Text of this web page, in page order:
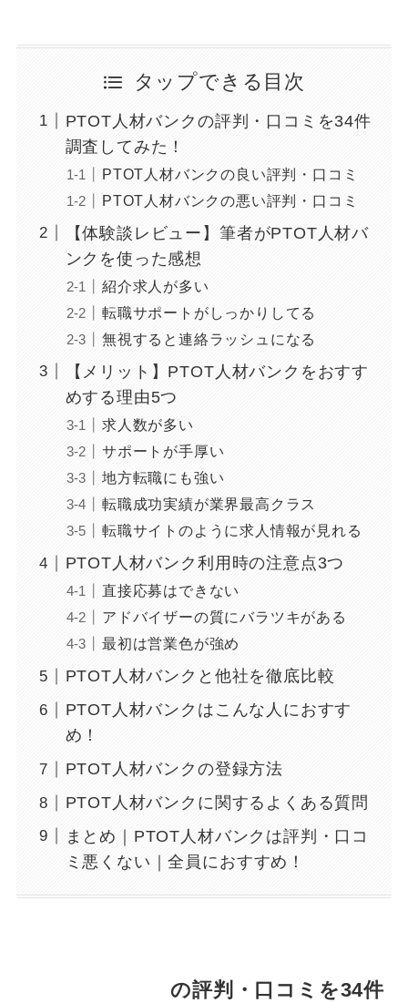
タップできる目次
PTOT人材バンクの評判・口コミを34件
調査してみた！
PTOT人材バンクの良い評判・口コミ
PTOT人材バンクの悪い評判・口コミ
【体験談レビュー】筆者がPTOT人材バ
ンクを使った感想
紹介求人が多い
転職サポートがしっかりしてる
無視すると連絡ラッシュになる
【メリット】PTOT人材バンクをおすす
めする理由5つ
求人数が多い
サポートが手厚い
地方転職にも強い
転職成功実績が業界最高クラス
転職サイトのように求人情報が見れる
PTOT人材バンク利用時の注意点3つ
直接応募はできない
アドバイザーの質にバラツキがある
最初は営業色が強め
PTOT人材バンクと他社を徹底比較
PTOT人材バンクはこんな人におすす
め！
PTOT人材バンクの登録方法
PTOT人材バンクに関するよくある質問
まとめ｜PTOT人材バンクは評判・口コ
ミ悪くない｜全員におすすめ！
の評判・口コミを34件